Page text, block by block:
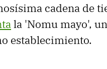
cadena de
la 'Nomu mayo',
establecimiento.